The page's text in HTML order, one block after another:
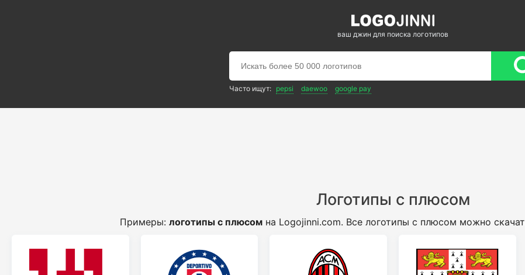
ваш джин для поиска логотипов
Часто ищут: pepsi daewoo google pay
Логотипы с плюсом
Примеры: логотипы с плюсомна Logojinni.com. Все логотипы с плюсом можно